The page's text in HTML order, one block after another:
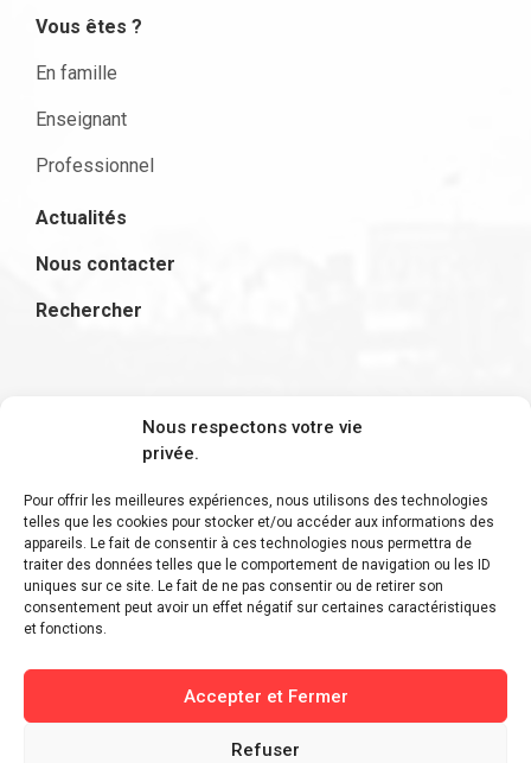
Nous respectons votre vie
privée.
Pour offrir les meilleures expériences, nous utilisons des technologies
telles que les cookies pour stocker et/ou accéder aux informations des
appareils. Le fait de consentir à ces technologies nous permettra de
traiter des données telles que le comportement de navigation ou les ID
uniques sur ce site. Le fait de ne pas consentir ou de retirer son
consentement peut avoir un effet négatif sur certaines caractéristiques
et fonctions.
Accepter et Fermer
Refuser
Vous êtes ?
En famille
Enseignant
Professionnel
Actualités
Nous contacter
Rechercher
S'inscrire à la newsletter
Restez informé des derniers ajouts et des
dernières actualités !